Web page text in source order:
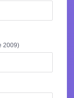
2009)